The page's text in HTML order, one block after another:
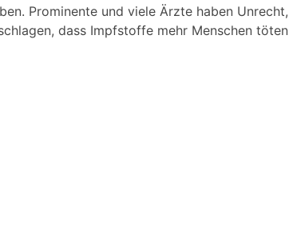
Prominente und viele Ärzte haben Unrecht,
dass Impfstoffe mehr Menschen töten